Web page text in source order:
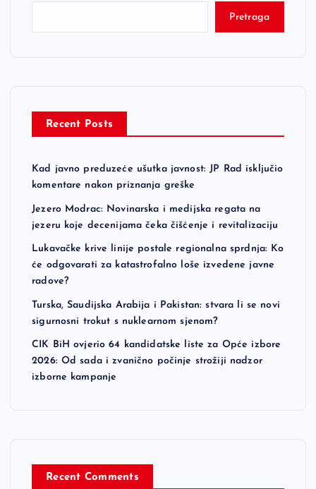
Pretraga
Recent Posts
Kad javno preduzeće ušutka javnost: JP Rad isključio
komentare nakon priznanja greške
Jezero Modrac: Novinarska i medijska regata na
jezeru koje decenijama čeka čišćenje i revitalizaciju
Lukavačke krive linije postale regionalna sprdnja: Ko
će odgovarati za katastrofalno loše izvedene javne
radove?
Turska, Saudijska Arabija i Pakistan: stvara li se novi
sigurnosni trokut s nuklearnom sjenom?
CIK BiH ovjerio 64 kandidatske liste za Opće izbore
2026: Od sada i zvanično počinje strožiji nadzor
izborne kampanje
Recent Comments